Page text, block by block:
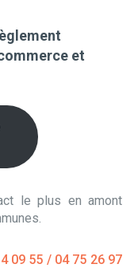
et
le plus en amont
09 55 / 04 75 26 97